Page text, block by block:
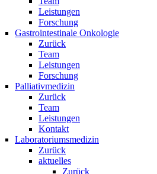
Leistungen
Forschung
Gastrointestinale Onkologie
Zurück
Team
Leistungen
Forschung
Palliativmedizin
Zurück
Team
Leistungen
Kontakt
Laboratoriumsmedizin
Zurück
aktuelles
Zurück